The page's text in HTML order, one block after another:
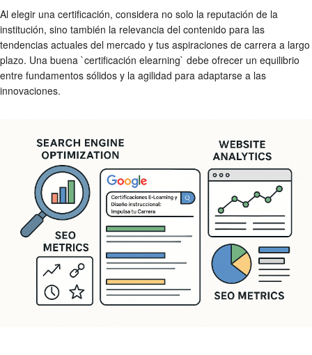
Al elegir una certificación, considera no solo la reputación de la
institución, sino también la relevancia del contenido para las
tendencias actuales del mercado y tus aspiraciones de carrera a largo
plazo. Una buena `certificación elearning` debe ofrecer un equilibrio
entre fundamentos sólidos y la agilidad para adaptarse a las
innovaciones.